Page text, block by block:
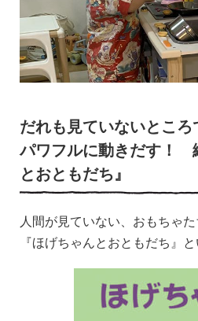
だれも見ていないとこ
パワフルに動きだす！
とおともだち』
人間が見ていない、おもちゃ
『ほげちゃんとおともだち』